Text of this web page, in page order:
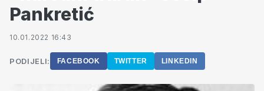
Pankretić
10.01.2022 16:43
PODIJELI: FACEBOOK TWITTER LINKEDIN